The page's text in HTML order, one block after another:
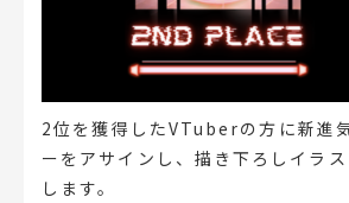
2位を獲得したVTuberの方に新進
ーをアサインし、描き下ろしイラ
します。